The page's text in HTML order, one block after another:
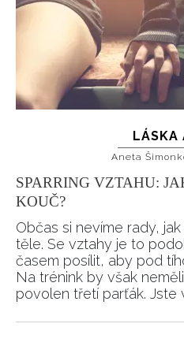
LÁSKA
Aneta
SPARRING VZTAHU:
KOUČ?
Občas si nevíme rady,
těle. Se vztahy je to
časem posílit, aby pod
Na trénink by však
povolen třetí parťák. Jste